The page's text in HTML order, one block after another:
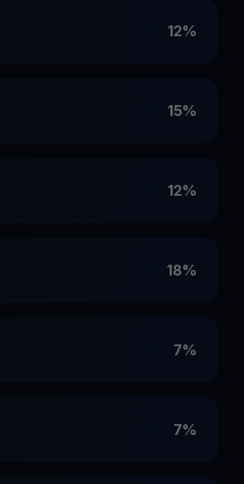
12%
15%
12%
18%
7%
7%